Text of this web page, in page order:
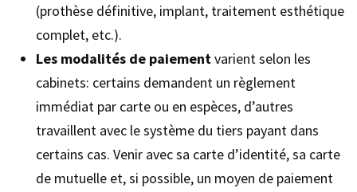
(prothèse définitive, implant, traitement esthétique
complet, etc.).
Les modalités de paiementvarient selon les
cabinets: certains demandent un règlement
immédiat par carte ou en espèces, d’autres
travaillent avec le système du tiers payant dans
certains cas. Venir avec sa carte d’identité, sa carte
de mutuelle et, si possible, un moyen de paiement